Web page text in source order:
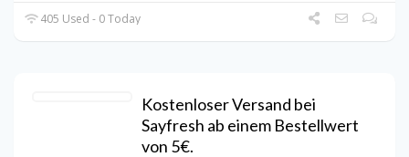
405 Used - 0 Today
Kostenloser Versand bei
Sayfresh ab einem Bestellwert
von 5€.